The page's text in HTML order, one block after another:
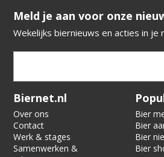
​​​​​​​Meld je aan voor onze
Wekelijks biernieuws en acties in je
Verification code:
Biernet.nl
Over ons
Contact
Werk & stages
Samenwerken &
Bier
Bier
Bier
Bier